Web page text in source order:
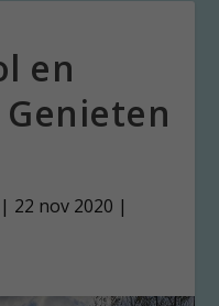
en
| 22 nov 2020 |